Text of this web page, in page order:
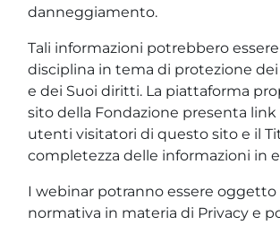
danneggiamento.
Tali informazioni potrebbero
disciplina in tema di protezione
e dei Suoi diritti. La piattaforma
sito della Fondazione presenta
utenti visitatori di questo sito e il
completezza delle informazioni in
I webinar potranno essere
normativa in materia di Privacy e